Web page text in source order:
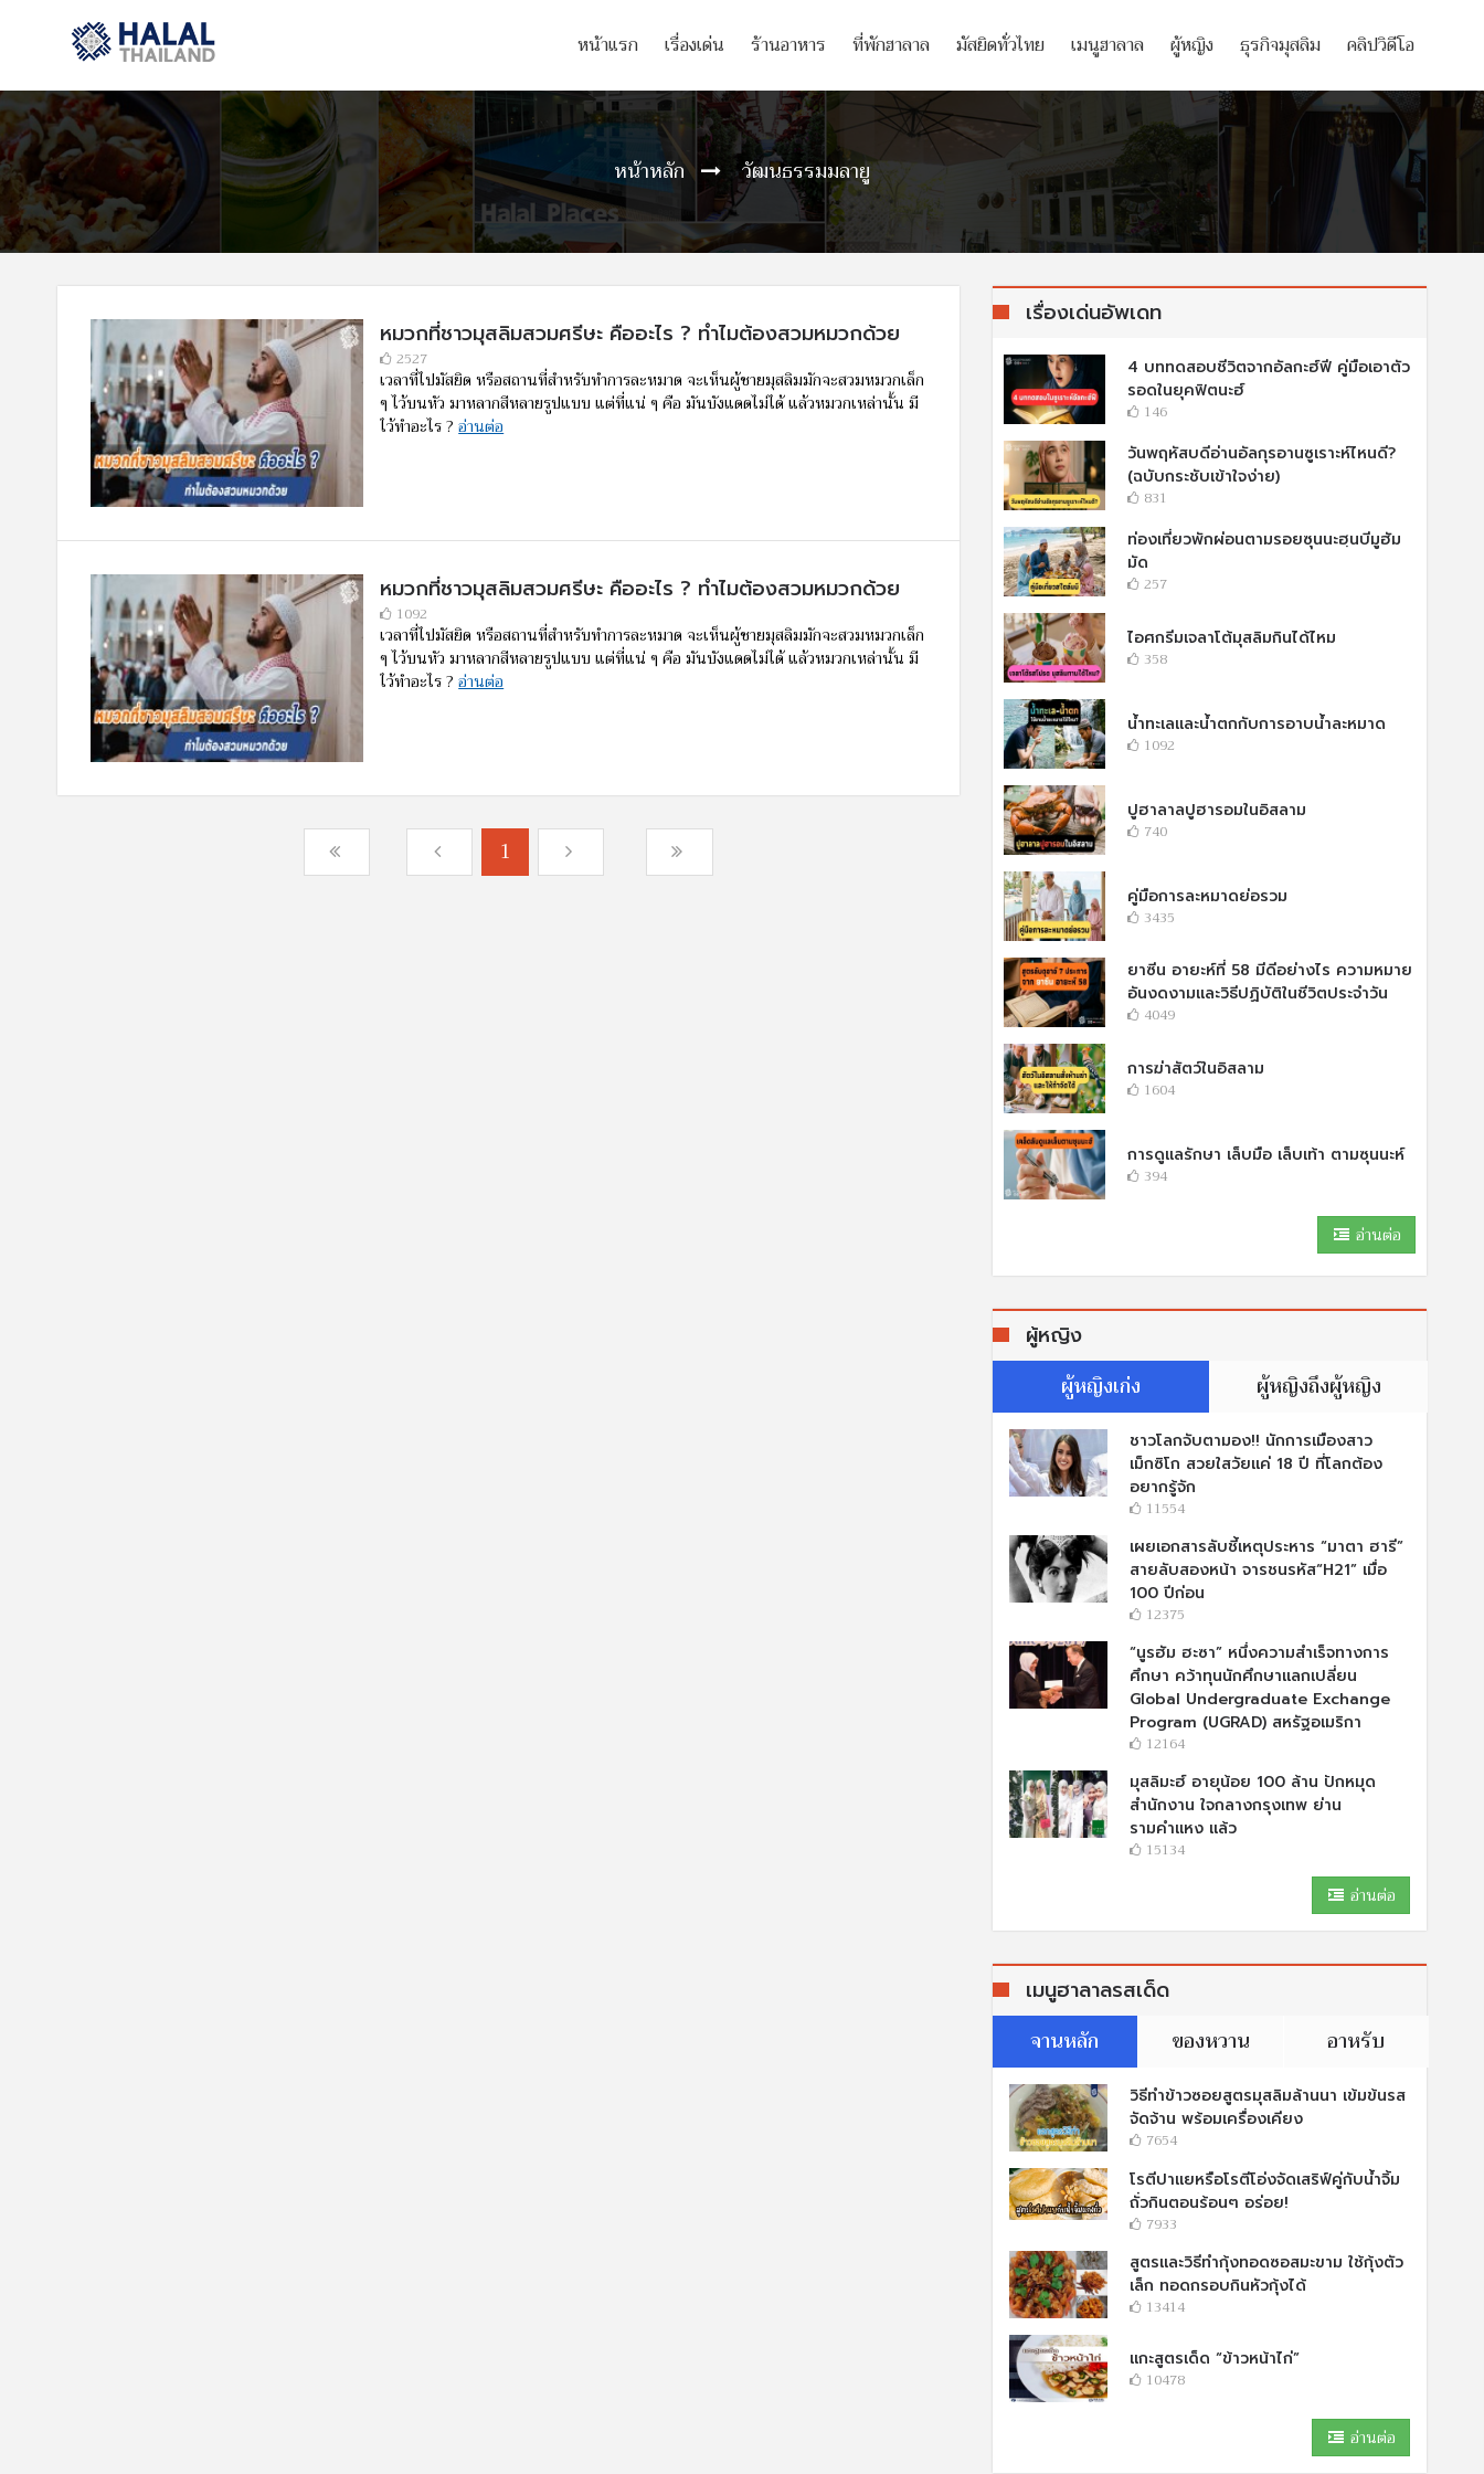
หน้าแรก เรื่องเด่น ร้านอาหาร ที่พักฮาลาล มัสยิดทั่วไทย เมนูฮาลาล ผู้หญิง ธุรกิจมุสลิม คลิปวิดีโอ
หน้าหลัก วัฒนธรรมมลายู
หมวกที่ชาวมุสลิมสวมศรีษะ คืออะไร ? ทำไมต้องสวมหมวกด้วย
2527
เวลาที่ไปมัสยิด หรือสถานที่สำหรับทำการละหมาด จะเห็นผู้ชายมุสลิมมักจะสวมหมวกเล็ก
ๆ ไว้บนหัว มาหลากสีหลายรูปแบบ แต่ที่แน่ ๆ คือ มันบังแดดไม่ได้ แล้วหมวกเหล่านั้น มี
ไว้ทำอะไร ?อ่านต่อ
หมวกที่ชาวมุสลิมสวมศรีษะ คืออะไร ? ทำไมต้องสวมหมวกด้วย
1092
เวลาที่ไปมัสยิด หรือสถานที่สำหรับทำการละหมาด จะเห็นผู้ชายมุสลิมมักจะสวมหมวกเล็ก
ๆ ไว้บนหัว มาหลากสีหลายรูปแบบ แต่ที่แน่ ๆ คือ มันบังแดดไม่ได้ แล้วหมวกเหล่านั้น มี
ไว้ทำอะไร ?อ่านต่อ
1
เรื่องเด่นอัพเดท
4 บททดสอบชีวิตจากอัลกะฮ์ฟี คู่มือเอาตัว
รอดในยุคฟิตนะฮ์
146
วันพฤหัสบดีอ่านอัลกุรอานซูเราะห์ไหนดี?
(ฉบับกระชับเข้าใจง่าย)
831
ท่องเที่ยวพักผ่อนตามรอยซุนนะฮฺนบีมูฮัม
มัด
257
ไอศกรีมเจลาโต้มุสลิมกินได้ไหม
358
น้ำทะเลและน้ำตกกับการอาบน้ำละหมาด
1092
ปูฮาลาลปูฮารอมในอิสลาม
740
คู่มือการละหมาดย่อรวม
3435
ยาซีน อายะห์ที่ 58 มีดีอย่างไร ความหมาย
อันงดงามและวิธีปฏิบัติในชีวิตประจำวัน
4049
การฆ่าสัตว์ในอิสลาม
1604
การดูแลรักษา เล็บมือ เล็บเท้า ตามซุนนะห์
394
อ่านต่อ
ผู้หญิง
ผู้หญิงเก่ง ผู้หญิงถึงผู้หญิง
ชาวโลกจับตามอง!! นักการเมืองสาว
เม็กซิโก สวยใสวัยแค่ 18 ปี ที่โลกต้อง
อยากรู้จัก
11554
เผยเอกสารลับชี้เหตุประหาร “มาตา ฮารี”
สายลับสองหน้า จารชนรหัส“H21” เมื่อ
100 ปีก่อน
12375
“นูรฮัม ฮะซา” หนึ่งความสำเร็จทางการ
ศึกษา คว้าทุนนักศึกษาแลกเปลี่ยน
Global Undergraduate Exchange
Program (UGRAD) สหรัฐอเมริกา
12164
มุสลิมะฮ์ อายุน้อย 100 ล้าน ปักหมุด
สำนักงาน ใจกลางกรุงเทพ ย่าน
รามคำแหง แล้ว
15134
อ่านต่อ
เมนูฮาลาลรสเด็ด
จานหลัก ของหวาน อาหรับ
วิธีทำข้าวซอยสูตรมุสลิมล้านนา เข้มข้นรส
จัดจ้าน พร้อมเครื่องเคียง
7654
โรตีปาแยหรือโรตีโอ่งจัดเสริฟ์คู่กับนํ้าจิ้ม
ถั่วกินตอนร้อนๆ อร่อย!
7933
สูตรและวิธีทำกุ้งทอดซอสมะขาม ใช้กุ้งตัว
เล็ก ทอดกรอบกินหัวกุ้งได้
13414
แกะสูตรเด็ด “ข้าวหน้าไก่”
10478
อ่านต่อ